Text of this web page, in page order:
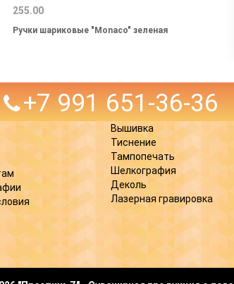
255.00
Ручки шариковые "Monaco" зеленая
+7 991 651-36-36
Вышивка
Тиснение
Тампопечать
Шелкография
Деколь
Лазерная гравировка